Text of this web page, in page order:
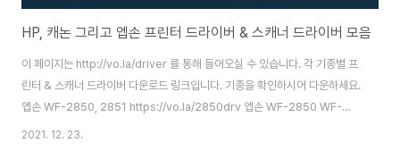
HP, 캐논 그리고 엡손 프린터 드라이버 & 스캐너 드라이버 모음
이 페이지는 http://vo.la/driver 를 통해 들어오실 수 있습니다. 각 기종별 프
린터 & 스캐너 드라이버 다운로드 링크입니다. 기종을 확인하시어 다운하세요.
엡손 WF-2850, 2851 https://vo.la/2850drv 엡손 WF-2850 WF-
2851 사용설명서 / 프린터 드라이버 차후 사용을 위해 엡손 WF-2850 WF-
2021. 12. 23.